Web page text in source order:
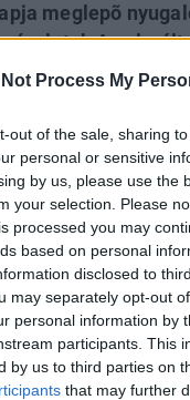
Not Process My
out of the sale, sharing
personal or sensitive
by us, please use the
your selection. Please
processed you may
based on personal
disclosed to
may separately opt-out
personal information by
participants. This
by us to third parties on
that may further
meglepõ
részletek Az elmúlt
volt
több száz pontos
párhuzamosan a
mutat, a
a drága frank
már a
már
hatalmas vihar
Tegnap ezt
2,5, OTP 6,8%-ot